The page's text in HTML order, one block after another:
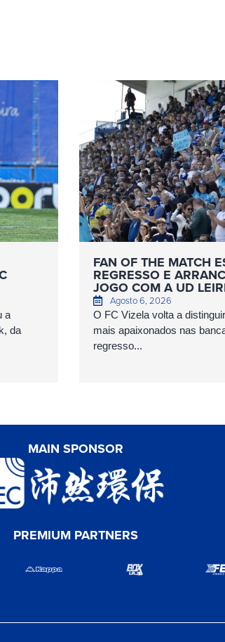
a
da
FAN OF THE MATCH
REGRESSO E
JOGO COM A UD
Agosto 6, 2026
O FC Vizela volta a
mais apaixonados nas
regresso...
MAIN SPONSOR
PREMIUM PARTNERS